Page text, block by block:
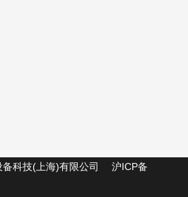
备科技(上海)有限公司 沪ICP备